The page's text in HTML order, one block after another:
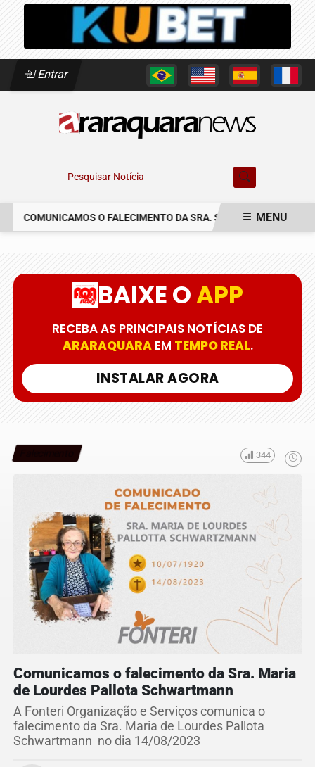
Entrar
Pesquisar Notícia
COMUNICAMOS O FALECIMENTO DA SRA. SUSETE SILVIAMENU
BAIXE OAPP
RECEBA AS PRINCIPAIS NOTÍCIAS DE
ARARAQUARAEM TEMPO REAL.
INSTALAR AGORA
344
Comunicamos o falecimento da Sra. Maria
de Lourdes Pallota Schwartmann
A Fonteri Organização e Serviços comunica o
falecimento da Sra. Maria de Lourdes Pallota
Schwartmann no dia 14/08/2023